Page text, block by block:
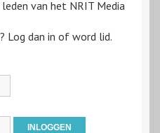
van het NRIT Media
Log dan in of word lid.